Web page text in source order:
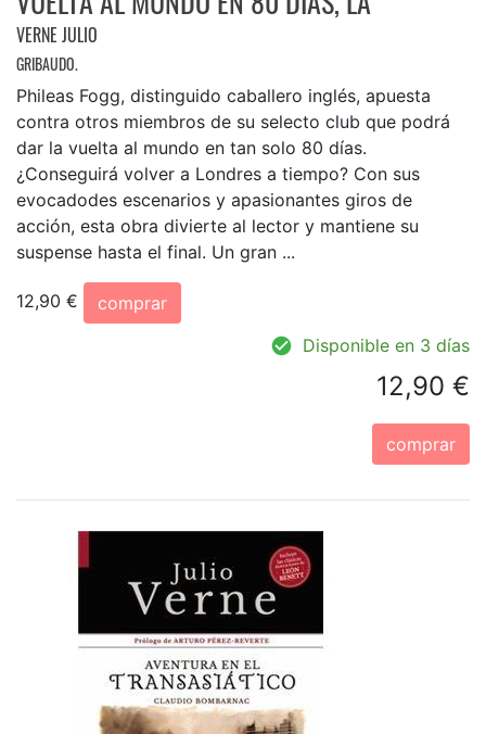
VERNE JULIO
GRIBAUDO.
Phileas Fogg, distinguido caballero inglés, apuesta
contra otros miembros de su selecto club que podrá
dar la vuelta al mundo en tan solo 80 días.
¿Conseguirá volver a Londres a tiempo? Con sus
evocadodes escenarios y apasionantes giros de
acción, esta obra divierte al lector y mantiene su
suspense hasta el final. Un gran ...
12,90 €
comprar
Disponible en 3 días
12,90 €
comprar